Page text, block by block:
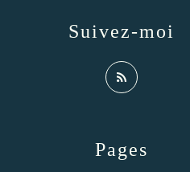
Pages
Suivez-moi